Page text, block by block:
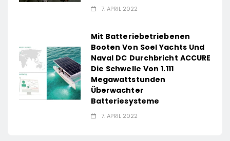
7. APRIL 2022
Mit Batteriebetriebenen
Booten Von Soel Yachts Und
Naval DC Durchbricht ACCURE
Die Schwelle Von 1.111
Megawattstunden
Überwachter
Batteriesysteme
7. APRIL 2022